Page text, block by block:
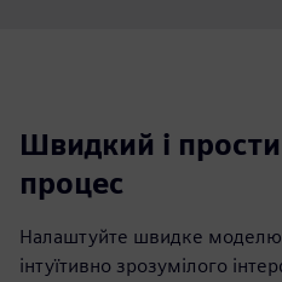
Швидкий і
процес
Налаштуйте швидке
інтуїтивно зрозумілого